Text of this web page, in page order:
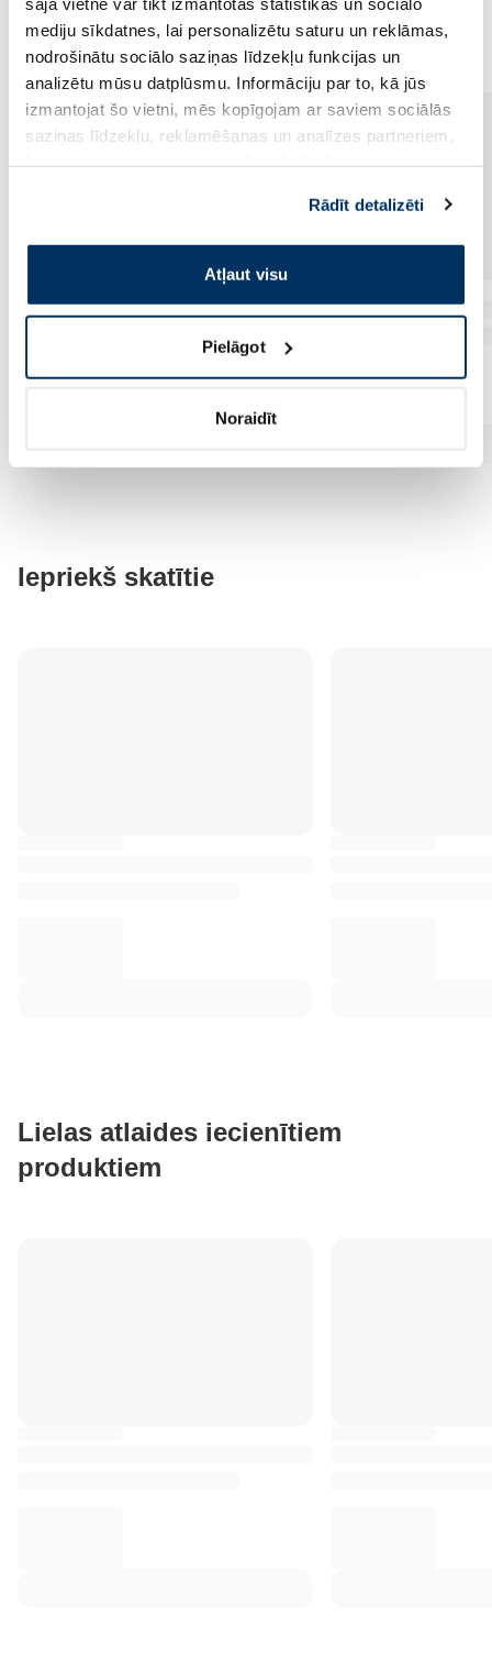
mediju sīkdatnes, lai personalizētu saturu un reklāmas,
nodrošinātu sociālo saziņas līdzekļu funkcijas un
analizētu mūsu datplūsmu. Informāciju par to, kā jūs
izmantojat šo vietni, mēs kopīgojam ar saviem sociālās
saziņas līdzekļu, reklamēšanas un analīzes partneriem,
pakalpojumus. Ja piekrītat šo papildu sīkdatņu
izmantošanai, lūdzu, atzīmējiet savu izvēli:
Rādīt detalizēti
Atļaut visu
Pielāgot
Noraidīt
Vēl no šī zīmola
Iepriekš skatītie
Lielas atlaides iecienītiem
produktiem